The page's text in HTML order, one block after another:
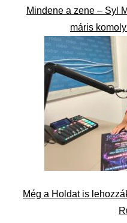
Mindene a zene – Syl
máris
Még a Holdat is